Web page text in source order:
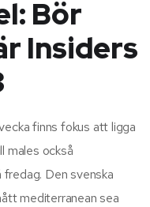
Bör
Insiders
finns fokus att ligga
males också
Den svenska
mediterranean sea